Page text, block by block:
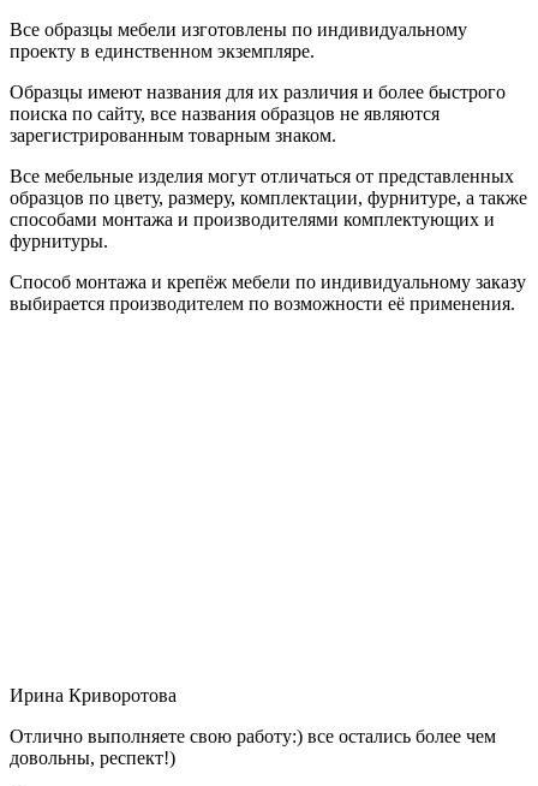
Все образцы мебели изготовлены по индивидуальному
проекту в единственном экземпляре.
Образцы имеют названия для их различия и более быстрого
поиска по сайту, все названия образцов не являются
зарегистрированным товарным знаком.
Все мебельные изделия могут отличаться от представленных
образцов по цвету, размеру, комплектации, фурнитуре, а также
способами монтажа и производителями комплектующих и
фурнитуры.
Способ монтажа и крепёж мебели по индивидуальному заказу
выбирается производителем по возможности её применения.
Ирина Криворотова
Отлично выполняете свою работу:) все остались более чем
довольны, респект!)